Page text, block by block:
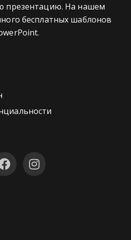
презентацию. На нашем
бесплатных шаблонов